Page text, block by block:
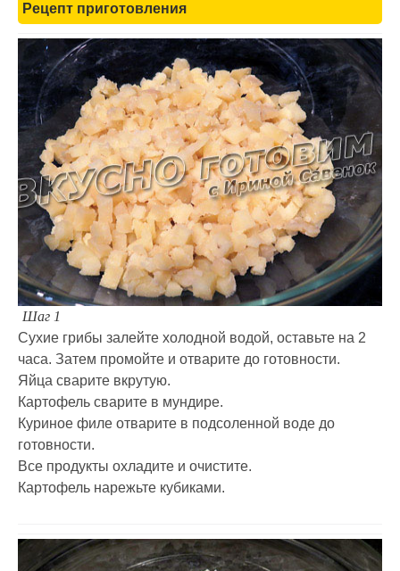
Рецепт приготовления
Шаг 1
Сухие грибы залейте холодной водой, оставьте на 2
часа. Затем промойте и отварите до готовности.
Яйца сварите вкрутую.
Картофель сварите в мундире.
Куриное филе отварите в подсоленной воде до
готовности.
Все продукты охладите и очистите.
Картофель нарежьте кубиками.